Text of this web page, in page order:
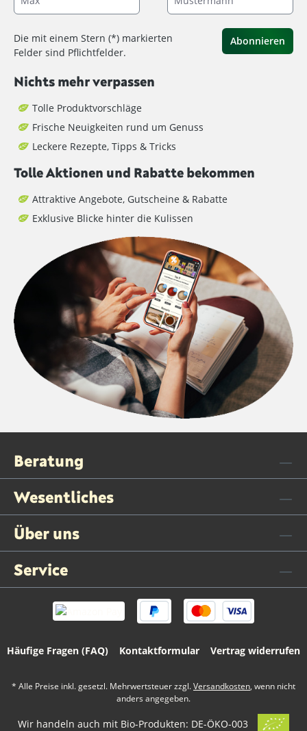
Die mit einem Stern (*) markierten
Felder sind Pflichtfelder.
Abonnieren
Nichts mehr verpassen
Tolle Produktvorschläge
Frische Neuigkeiten rund um Genuss
Leckere Rezepte, Tipps & Tricks
Tolle Aktionen und Rabatte bekommen
Attraktive Angebote, Gutscheine & Rabatte
Exklusive Blicke hinter die Kulissen
Beratung
Wesentliches
Über uns
Service
Häufige Fragen (FAQ) Kontaktformular Vertrag widerrufen
* Alle Preise inkl. gesetzl. Mehrwertsteuer zzgl.Versandkosten, wenn nicht
anders angegeben.
Wir handeln auch mit Bio-Produkten: DE-ÖKO-003